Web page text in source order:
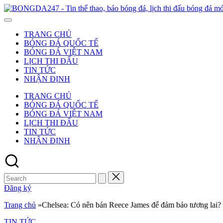
Skip
to
TRANG CHỦ
BÓNG ĐÁ QUỐC TẾ
BÓNG ĐÁ VIỆT NAM
LỊCH THI ĐẤU
TIN TỨC
NHẬN ĐỊNH
TRANG CHỦ
BÓNG ĐÁ QUỐC TẾ
BÓNG ĐÁ VIỆT NAM
LỊCH THI ĐẤU
TIN TỨC
NHẬN ĐỊNH
Search
for:
Đăng ký
Trang chủ »Chelsea: Có nên bán Reece James để đảm bảo tương lai?
Posted